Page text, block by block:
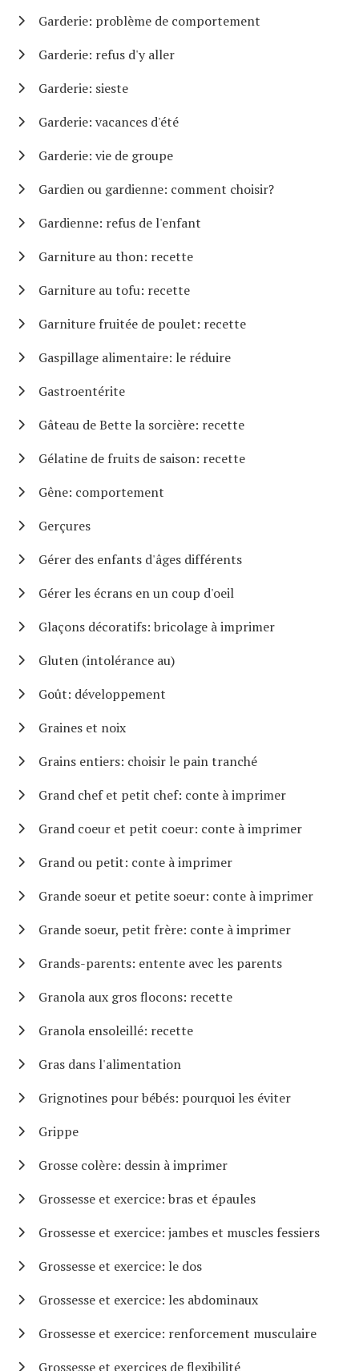
Garderie: problème de comportement
Garderie: refus d'y aller
Garderie: sieste
Garderie: vacances d'été
Garderie: vie de groupe
Gardien ou gardienne: comment choisir?
Gardienne: refus de l'enfant
Garniture au thon: recette
Garniture au tofu: recette
Garniture fruitée de poulet: recette
Gaspillage alimentaire: le réduire
Gastroentérite
Gâteau de Bette la sorcière: recette
Gélatine de fruits de saison: recette
Gêne: comportement
Gerçures
Gérer des enfants d'âges différents
Gérer les écrans en un coup d'oeil
Glaçons décoratifs: bricolage à imprimer
Gluten (intolérance au)
Goût: développement
Graines et noix
Grains entiers: choisir le pain tranché
Grand chef et petit chef: conte à imprimer
Grand coeur et petit coeur: conte à imprimer
Grand ou petit: conte à imprimer
Grande soeur et petite soeur: conte à imprimer
Grande soeur, petit frère: conte à imprimer
Grands-parents: entente avec les parents
Granola aux gros flocons: recette
Granola ensoleillé: recette
Gras dans l'alimentation
Grignotines pour bébés: pourquoi les éviter
Grippe
Grosse colère: dessin à imprimer
Grossesse et exercice: bras et épaules
Grossesse et exercice: jambes et muscles fessiers
Grossesse et exercice: le dos
Grossesse et exercice: les abdominaux
Grossesse et exercice: renforcement musculaire
Grossesse et exercices de flexibilité